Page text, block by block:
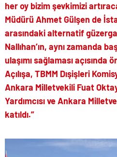
her oy bizim şevkimizi
Müdürü Ahmet Gülşen de
arasındaki alternatif
Nallıhan’ın, aynı zamanda
ulaşımı sağlaması açısında
Açılışa, TBMM Dışişleri
Ankara Milletvekili Fuat
Yardımcısı ve Ankara
katıldı.”